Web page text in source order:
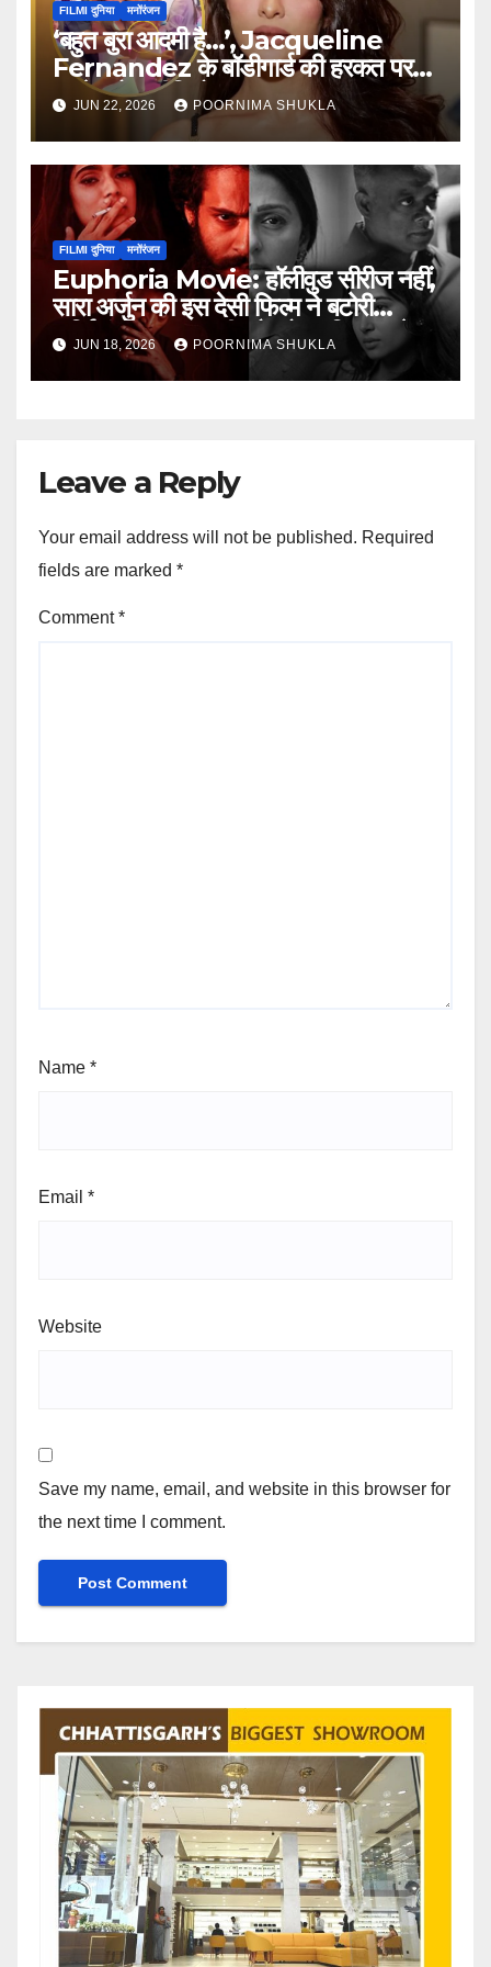
FILMI दुनिया मनोंरंजन
‘बहुत बुरा आदमी है…’, Jacqueline
Fernandez के बॉडीगार्ड की हरकत पर
भड़के लोग, वीडियो वायरल
JUN 22, 2026 POORNIMA SHUKLA
FILMI दुनिया मनोंरंजन
Euphoria Movie: हॉलीवुड सीरीज नहीं,
सारा अर्जुन की इस देसी फिल्म ने बटोरी
सुर्खियां; दमदार कहानी और बोल्ड किरदार ने
जीता दिल…
JUN 18, 2026 POORNIMA SHUKLA
Leave a Reply
Your email address will not be published. Required
fields are marked *
Comment*
Name *
Email *
Website
Save my name, email, and website in this browser for
the next time I comment.